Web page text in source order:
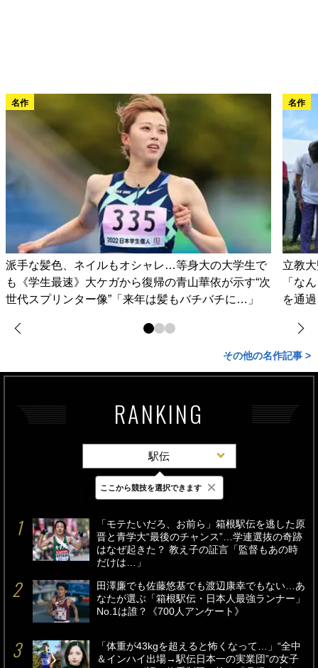
名作
派手な髪色、ネイルもオシャレ…等身大の大学生で
も《学生最速》大ケガから復帰の青山華依が示す“次
世代スプリンター像”「来年は髪もバチバチに…」
名作
立教
「な
を通
その他の名作記事 >
RANKING
駅伝
最新 24時間 週間
「モテたいだろ、お前ら」箱根駅伝を逃した原
晋と青学大“最後のチャンス”…学連選抜の奇跡
はなぜ起きた？ 教え子の証言「監督もあの時
だけは…」
田澤廉でも佐藤悠基でも渡辺康幸でもない…あ
なたが選ぶ「箱根駅伝・日本人最強ランナー」
No.1は誰？《700人アンケート》
「体重が43kgを超えると怖くなって…」“全中
＆インハイ出場→駅伝日本一の実業団”の女子
ここから競技を選択できます ×